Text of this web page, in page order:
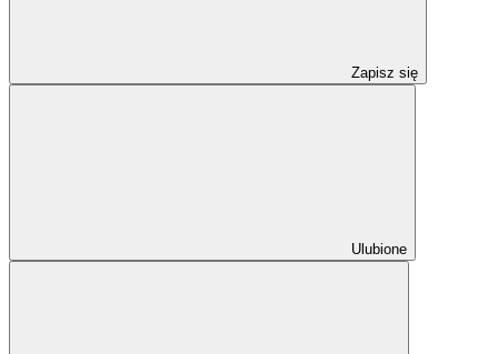
Zapisz się
Ulubione